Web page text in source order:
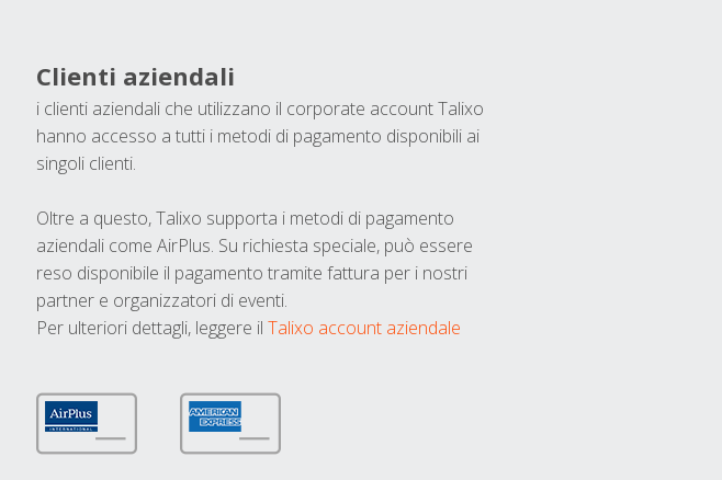
Clienti aziendali
i clienti aziendali che utilizzano il corporate account Talixo
hanno accesso a tutti i metodi di pagamento disponibili ai
singoli clienti.
Oltre a questo, Talixo supporta i metodi di pagamento
aziendali come AirPlus. Su richiesta speciale, può essere
reso disponibile il pagamento tramite fattura per i nostri
partner e organizzatori di eventi.
Per ulteriori dettagli, leggere il Talixo account aziendale